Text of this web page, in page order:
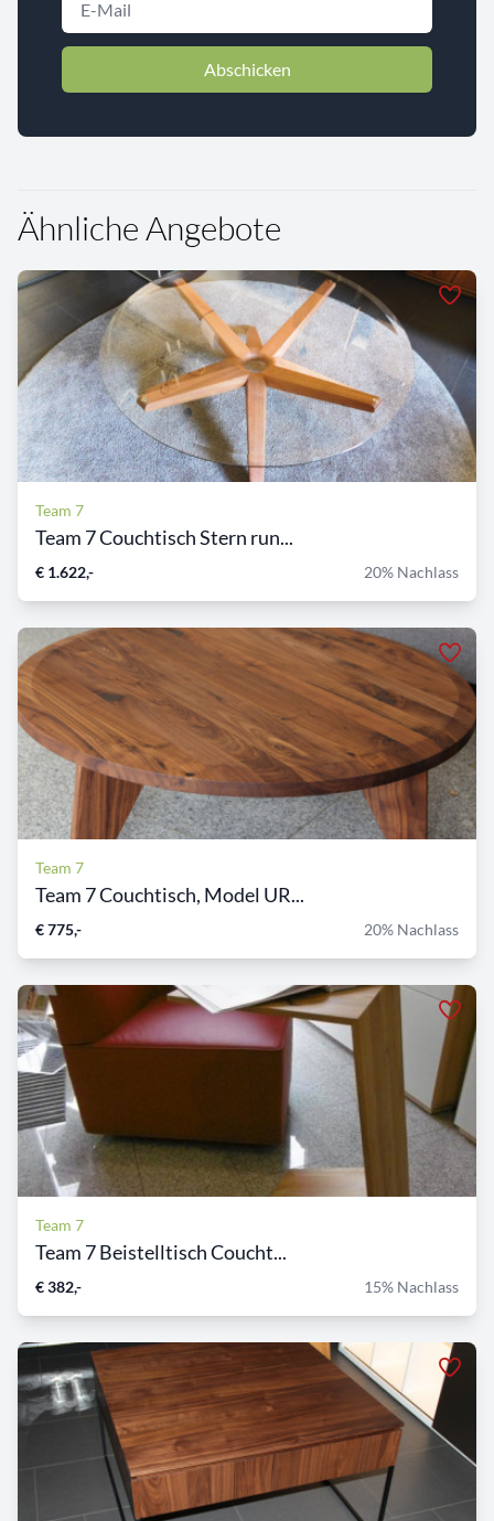
Abschicken
Ähnliche Angebote
Team 7
Team 7 Couchtisch Stern run...
€ 1.622,- 20% Nachlass
Team 7
Team 7 Couchtisch, Model UR...
€ 775,- 20% Nachlass
Team 7
Team 7 Beistelltisch Coucht...
€ 382,- 15% Nachlass